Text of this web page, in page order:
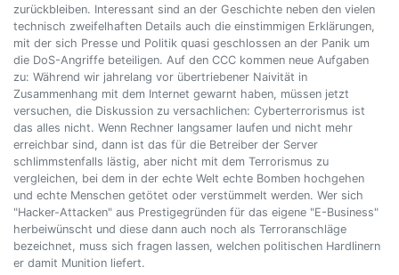
zurückbleiben. Interessant sind an der Geschichte neben den vielen
technisch zweifelhaften Details auch die einstimmigen Erklärungen,
mit der sich Presse und Politik quasi geschlossen an der Panik um
die DoS-Angriffe beteiligen. Auf den CCC kommen neue Aufgaben
zu: Während wir jahrelang vor übertriebener Naivität in
Zusammenhang mit dem Internet gewarnt haben, müssen jetzt
versuchen, die Diskussion zu versachlichen: Cyberterrorismus ist
das alles nicht. Wenn Rechner langsamer laufen und nicht mehr
erreichbar sind, dann ist das für die Betreiber der Server
schlimmstenfalls lästig, aber nicht mit dem Terrorismus zu
vergleichen, bei dem in der echte Welt echte Bomben hochgehen
und echte Menschen getötet oder verstümmelt werden. Wer sich
"Hacker-Attacken" aus Prestigegründen für das eigene "E-Business"
herbeiwünscht und diese dann auch noch als Terroranschläge
bezeichnet, muss sich fragen lassen, welchen politischen Hardlinern
er damit Munition liefert.